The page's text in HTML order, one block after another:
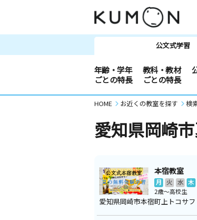
公文式学習
年齢・学年
ごとの特長
教科・教材
ごとの特長
HOME お近くの教室を探す 検
愛知県岡崎
本宿教室
月 火 水 木
2歳～高校生
愛知県岡崎市本宿町上トコサフ